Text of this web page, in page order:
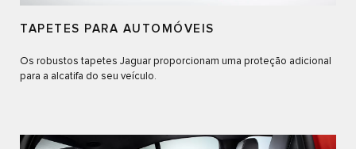
TAPETES PARA AUTOMÓVEIS
Os robustos tapetes Jaguar proporcionam uma proteção adicional
para a alcatifa do seu veículo.